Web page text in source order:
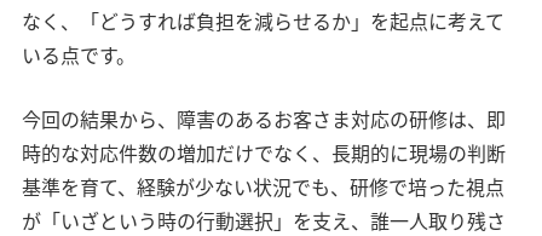
なく、「どうすれば負担を減らせるか」を起点に考えて
いる点です。
今回の結果から、障害のあるお客さま対応の研修は、即
時的な対応件数の増加だけでなく、長期的に現場の判断
基準を育て、経験が少ない状況でも、研修で培った視点
が「いざという時の行動選択」を支え、誰一人取り残さ